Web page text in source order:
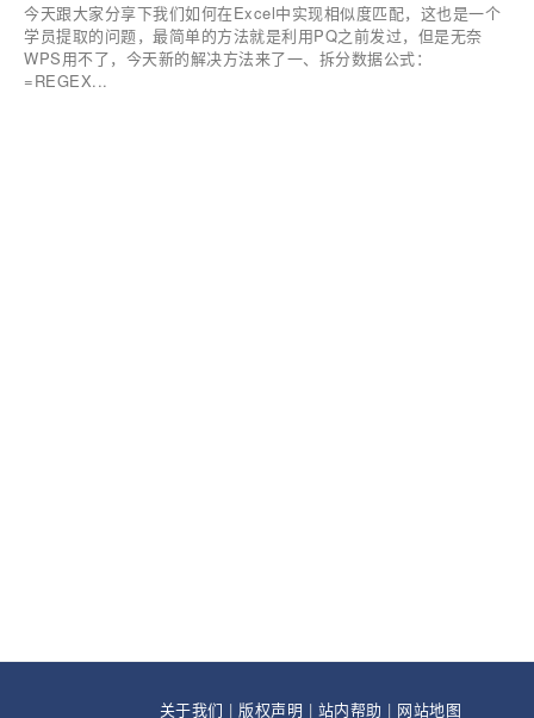
今天跟大家分享下我们如何在Excel中实现相似度匹配，这也是一个
学员提取的问题，最简单的方法就是利用PQ之前发过，但是无奈
WPS用不了，今天新的解决方法来了一、拆分数据公式：
=REGEX...
关于我们 | 版权声明 | 站内帮助 | 网站地图